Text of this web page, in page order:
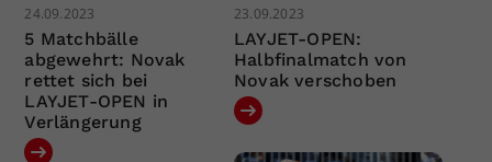
24.09.2023
5 Matchbälle
abgewehrt: Novak
rettet sich bei
LAYJET-OPEN in
Verlängerung
23.09.2023
LAYJET-OPEN:
Halbfinalmatch von
Novak verschoben